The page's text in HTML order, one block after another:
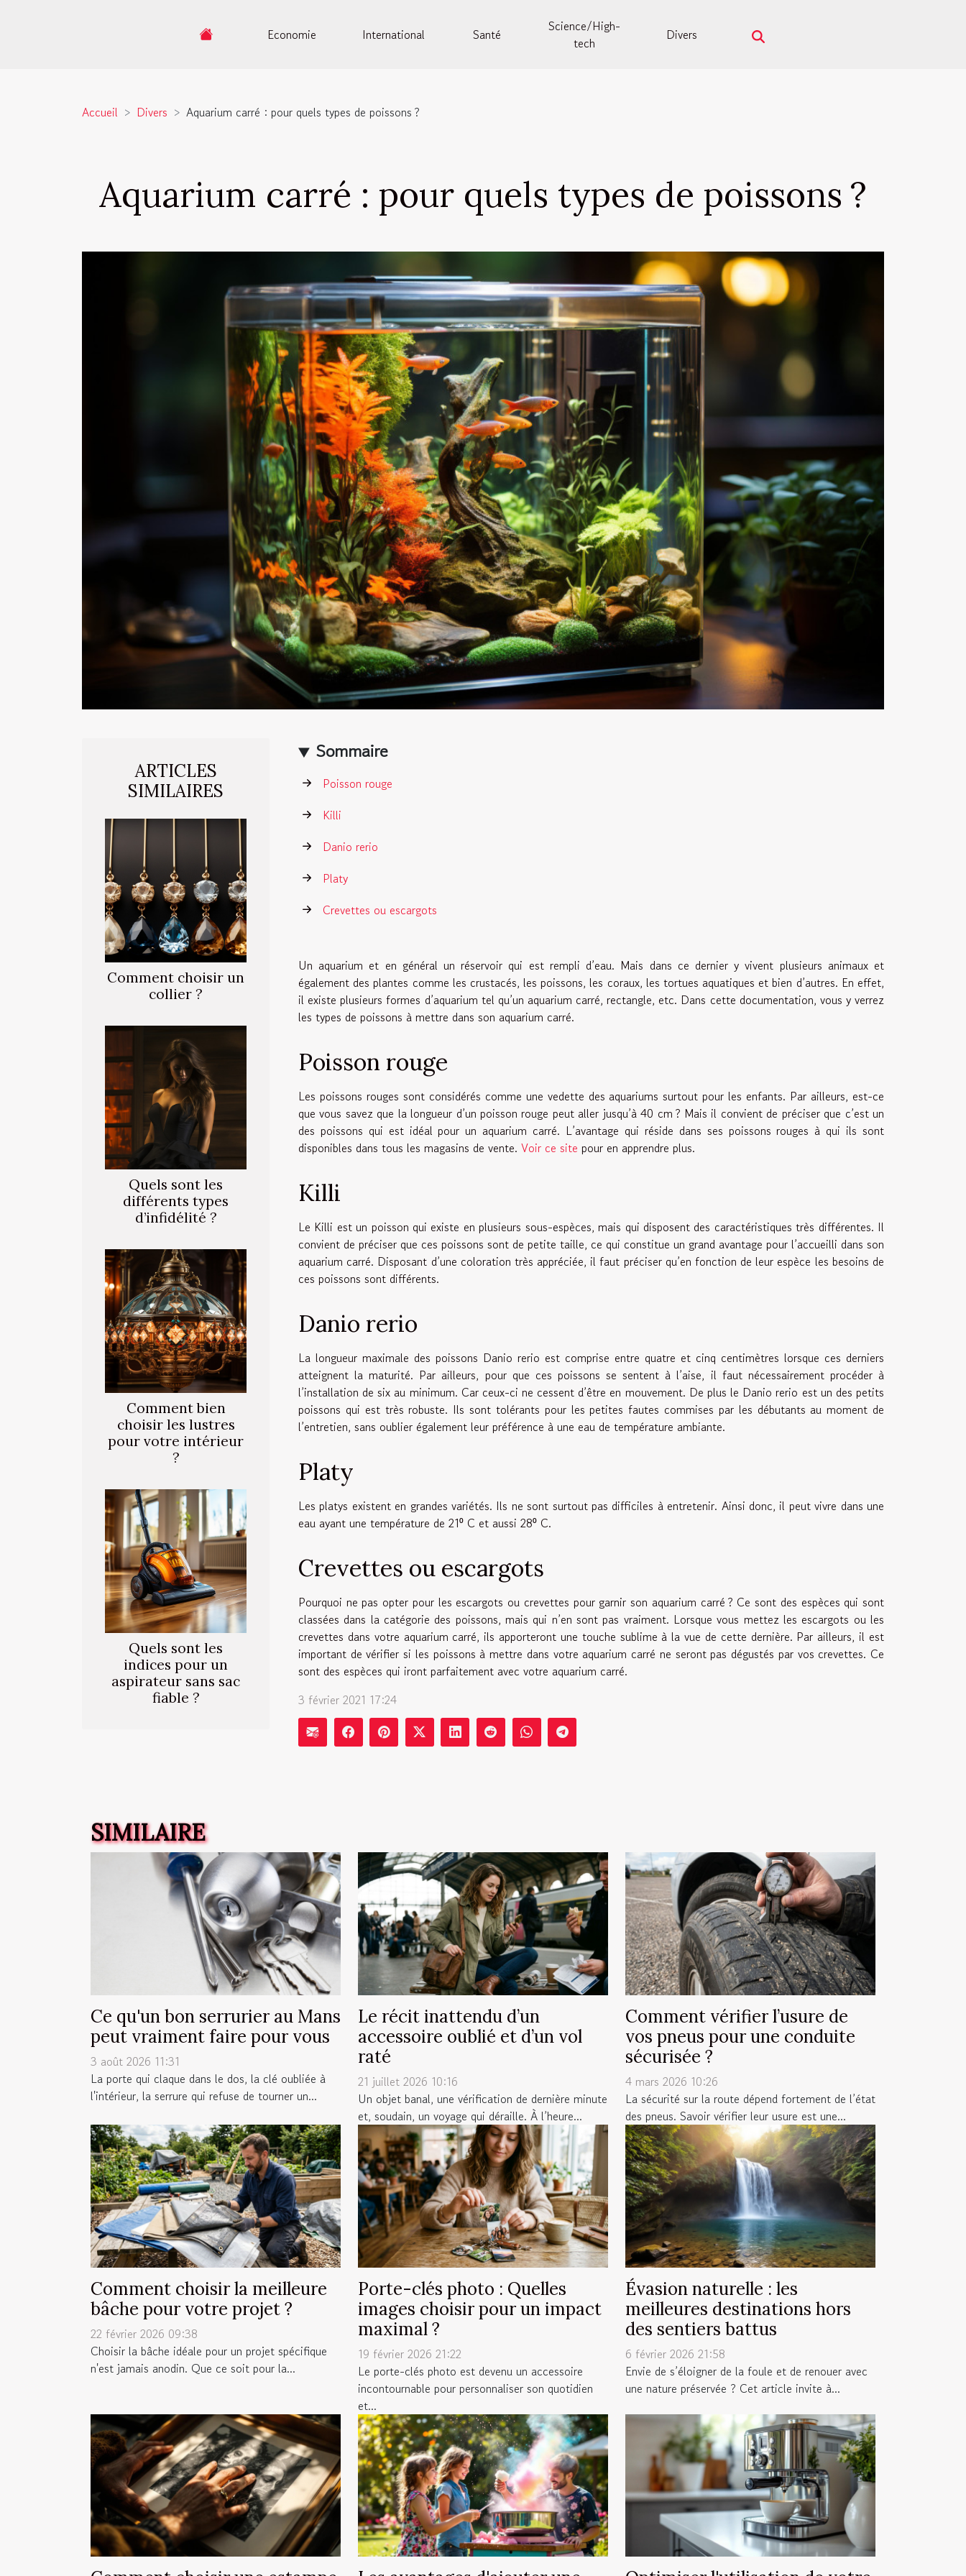
Economie International Santé
Science/High-
tech
Divers
Accueil Divers Aquarium carré : pour quels types de poissons ?
Aquarium carré : pour quels types de poissons ?
ARTICLES
SIMILAIRES
Comment choisir un
collier ?
Quels sont les
différents types
d’infidélité ?
Comment bien
choisir les lustres
pour votre intérieur
?
Quels sont les
indices pour un
aspirateur sans sac
fiable ?
Sommaire
Poisson rouge
Killi
Danio rerio
Platy
Crevettes ou escargots
Un aquarium et en général un réservoir qui est rempli d’eau. Mais dans ce dernier y vivent plusieurs animaux et
également des plantes comme les crustacés, les poissons, les coraux, les tortues aquatiques et bien d’autres. En effet,
il existe plusieurs formes d’aquarium tel qu’un aquarium carré, rectangle, etc. Dans cette documentation, vous y verrez
les types de poissons à mettre dans son aquarium carré.
Poisson rouge
Les poissons rouges sont considérés comme une vedette des aquariums surtout pour les enfants. Par ailleurs, est-ce
que vous savez que la longueur d’un poisson rouge peut aller jusqu’à 40 cm ? Mais il convient de préciser que c’est un
des poissons qui est idéal pour un aquarium carré. L’avantage qui réside dans ses poissons rouges à qui ils sont
disponibles dans tous les magasins de vente. Voir ce site pour en apprendre plus.
Killi
Le Killi est un poisson qui existe en plusieurs sous-espèces, mais qui disposent des caractéristiques très différentes. Il
convient de préciser que ces poissons sont de petite taille, ce qui constitue un grand avantage pour l’accueilli dans son
aquarium carré. Disposant d’une coloration très appréciée, il faut préciser qu’en fonction de leur espèce les besoins de
ces poissons sont différents.
Danio rerio
La longueur maximale des poissons Danio rerio est comprise entre quatre et cinq centimètres lorsque ces derniers
atteignent la maturité. Par ailleurs, pour que ces poissons se sentent à l’aise, il faut nécessairement procéder à
l’installation de six au minimum. Car ceux-ci ne cessent d’être en mouvement. De plus le Danio rerio est un des petits
poissons qui est très robuste. Ils sont tolérants pour les petites fautes commises par les débutants au moment de
l’entretien, sans oublier également leur préférence à une eau de température ambiante.
Platy
Les platys existent en grandes variétés. Ils ne sont surtout pas difficiles à entretenir. Ainsi donc, il peut vivre dans une
eau ayant une température de 21⁰ C et aussi 28⁰ C.
Crevettes ou escargots
Pourquoi ne pas opter pour les escargots ou crevettes pour garnir son aquarium carré ? Ce sont des espèces qui sont
classées dans la catégorie des poissons, mais qui n’en sont pas vraiment. Lorsque vous mettez les escargots ou les
crevettes dans votre aquarium carré, ils apporteront une touche sublime à la vue de cette dernière. Par ailleurs, il est
important de vérifier si les poissons à mettre dans votre aquarium carré ne seront pas dégustés par vos crevettes. Ce
sont des espèces qui iront parfaitement avec votre aquarium carré.
3 février 2021 17:24
SIMILAIRE
Ce qu'un bon serrurier au Mans
peut vraiment faire pour vous
3 août 2026 11:31
La porte qui claque dans le dos, la clé oubliée à
l'intérieur, la serrure qui refuse de tourner un...
Le récit inattendu d’un
accessoire oublié et d’un vol
raté
21 juillet 2026 10:16
Un objet banal, une vérification de dernière minute
et, soudain, un voyage qui déraille. À l’heure...
Comment vérifier l’usure de
vos pneus pour une conduite
sécurisée ?
4 mars 2026 10:26
La sécurité sur la route dépend fortement de l’état
des pneus. Savoir vérifier leur usure est une...
Comment choisir la meilleure
bâche pour votre projet ?
22 février 2026 09:38
Choisir la bâche idéale pour un projet spécifique
n'est jamais anodin. Que ce soit pour la...
Porte-clés photo : Quelles
images choisir pour un impact
maximal ?
19 février 2026 21:22
Le porte-clés photo est devenu un accessoire
incontournable pour personnaliser son quotidien
et...
Évasion naturelle : les
meilleures destinations hors
des sentiers battus
6 février 2026 21:58
Envie de s’éloigner de la foule et de renouer avec
une nature préservée ? Cet article invite à...